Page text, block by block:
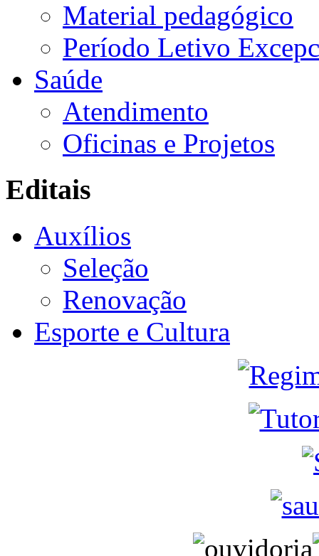
Material pedagógico
Período Letivo
Saúde
Atendimento
Oficinas e Projetos
Editais
Auxílios
Seleção
Renovação
Esporte e Cultura